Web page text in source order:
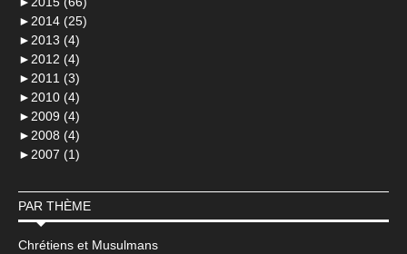
► 2014 (25)
► 2013 (4)
► 2012 (4)
► 2011 (3)
► 2010 (4)
► 2009 (4)
► 2008 (4)
► 2007 (1)
PAR THÈME
Chrétiens et Musulmans